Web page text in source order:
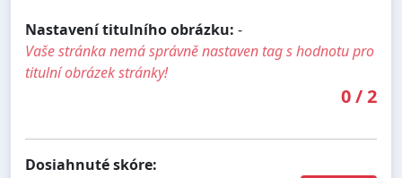
Nastavení titulního obrázku: -
Vaše stránka nemá správně nastaven tag s hodnotu pro
titulní obrázek stránky!
0/2
Dosiahnuté skóre: